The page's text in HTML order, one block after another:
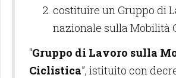
costituire un Gruppo di
nazionale sulla Mobilità
“Gruppo di Lavoro sulla
Ciclistica”, istituito con